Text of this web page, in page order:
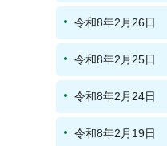
令和8年2月26日
令和8年2月25日
令和8年2月24日
令和8年2月19日